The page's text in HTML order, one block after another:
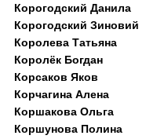
Корогодский Данила
Корогодский Зиновий
Королева Татьяна
Королёк Богдан
Корсаков Яков
Корчагина Алена
Коршакова Ольга
Коршунова Полина